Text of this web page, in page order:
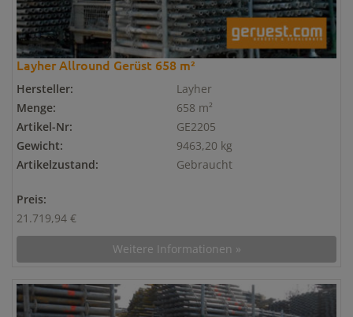
Layher Allround Gerüst 658 m²
Hersteller:
Layher
Menge:
658 m²
Artikel-Nr:
GE2205
Gewicht:
9463,20 kg
Artikelzustand:
Gebraucht
Preis:
21.719,94 €
Weitere Informationen »